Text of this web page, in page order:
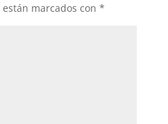
marcados con *